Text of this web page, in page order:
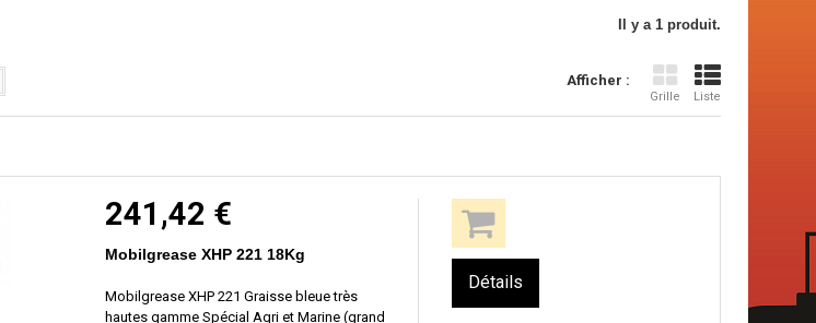
Il y a 1 produit.
Afficher :
Grille Liste
241,42 €
Mobilgrease XHP 221 18Kg
Mobilgrease XHP 221 Graisse bleue très
hautes gamme Spécial Agri et Marine (grand
Détails